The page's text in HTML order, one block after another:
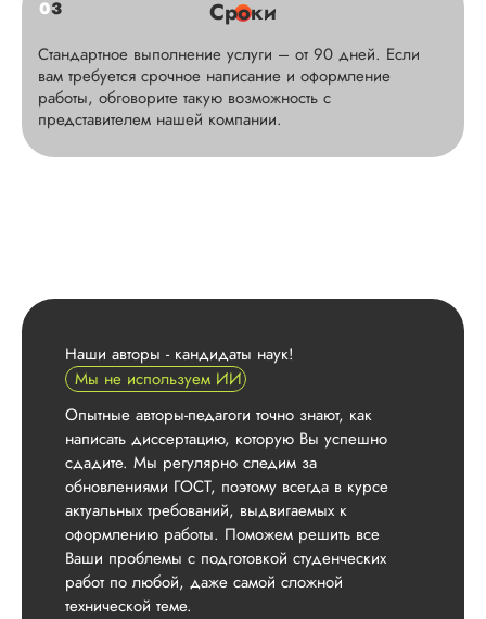
03 Сроки
Стандартное выполнение услуги – от 90 дней. Если
вам требуется срочное написание и оформление
работы, обговорите такую возможность с
представителем нашей компании.
Наши авторы - кандидаты наук!
Мы не используем ИИ
Опытные авторы-педагоги точно знают, как
написать диссертацию, которую Вы успешно
сдадите. Мы регулярно следим за
обновлениями ГОСТ, поэтому всегда в курсе
актуальных требований, выдвигаемых к
оформлению работы. Поможем решить все
Ваши проблемы с подготовкой студенческих
работ по любой, даже самой сложной
технической теме.
меня было – это
слаженная
вплоть до
бесплатные правки
могу ...
Читать полный